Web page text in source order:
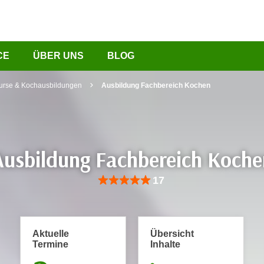
ÜBER UNS BLOG
& Kochausbildungen Ausbildung Fachbereich Kochen
Fachbereich
Bewertung: Anzahl 17, Durchschnittliche
17
Aktuelle
Termine
Übersicht
Inhalte